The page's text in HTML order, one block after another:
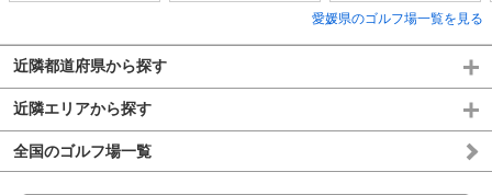
愛媛県のゴルフ場一覧を見る
近隣都道府県から探す
近隣エリアから探す
全国のゴルフ場一覧